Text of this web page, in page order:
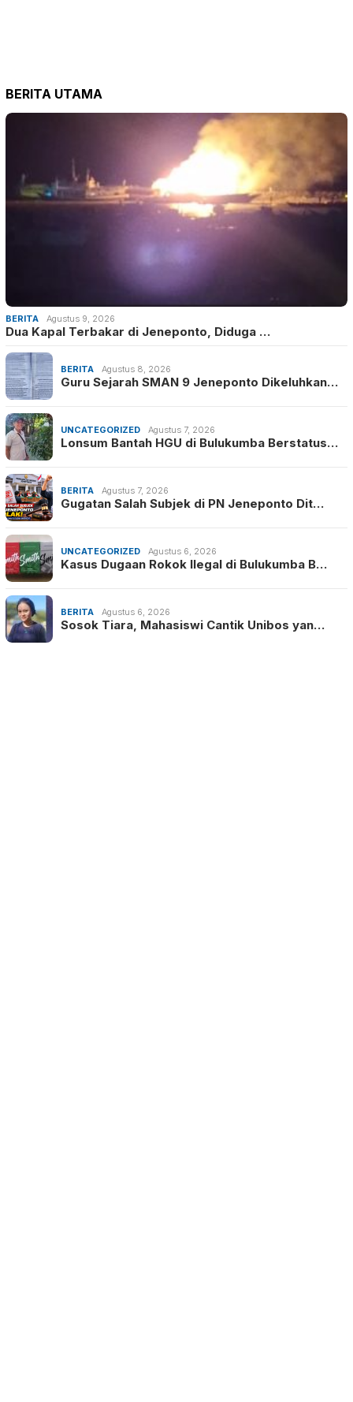
BERITA UTAMA
BERITA Agustus 9, 2026
Dua Kapal Terbakar di Jeneponto, Diduga …
BERITA Agustus 8, 2026
Guru Sejarah SMAN 9 Jeneponto Dikeluhkan…
UNCATEGORIZED Agustus 7, 2026
Lonsum Bantah HGU di Bulukumba Berstatus…
BERITA Agustus 7, 2026
Gugatan Salah Subjek di PN Jeneponto Dit…
UNCATEGORIZED Agustus 6, 2026
Kasus Dugaan Rokok Ilegal di Bulukumba B…
BERITA Agustus 6, 2026
Sosok Tiara, Mahasiswi Cantik Unibos yan…